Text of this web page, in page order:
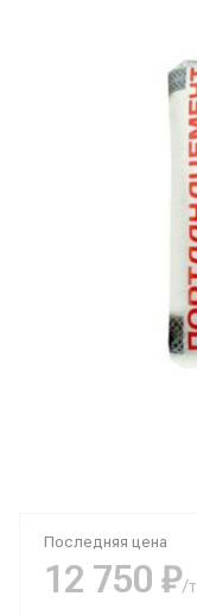
Последняя цена
12 750 ₽/т